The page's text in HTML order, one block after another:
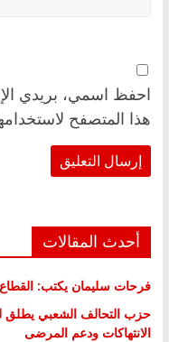
احفظ اسمي، بريدي
هذا المتصفح
أحدث المقالات
فرحات سليمان يكتب:
حزب التحالف الشعبي يطلق
الانتهاكات ودعم المرضى